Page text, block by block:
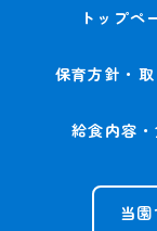
トップペ
保育方針・
給食内容・
当